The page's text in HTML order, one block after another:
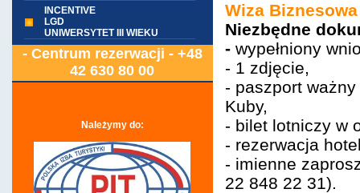
INCENTIVE
LGD
UNIWERSYTET III WIEKU
- Centrum rezerwacji - +48
42 630 80 00
Należymy do:
Wiza
Niezbędne
- wypełniony
- 1 zdjęcie,
- paszport
Kuby,
- bilet lotniczy w
- rezerwacja
- imienne
22 848 22 31).